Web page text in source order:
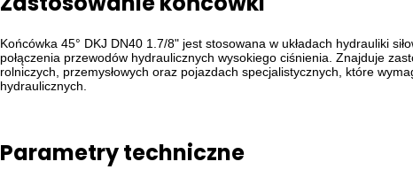
Końcówka 45° DKJ DN40 1.7/8" jest stosowana w układach hydrauliki
połączenia przewodów hydraulicznych wysokiego ciśnienia. Znajduje
rolniczych, przemysłowych oraz pojazdach specjalistycznych, które
hydraulicznych.
Parametry techniczne